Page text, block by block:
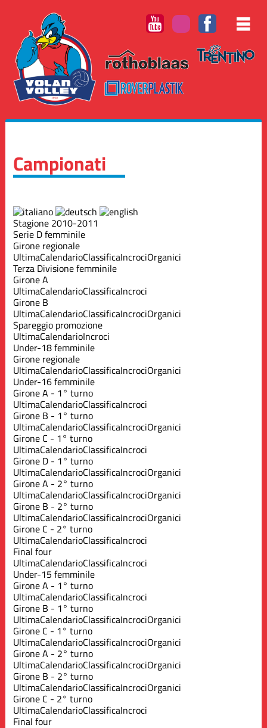
Campionati
Stagione 2010-2011
Serie D femminile
Girone regionale
UltimaCalendarioClassificaIncrociOrganici
Terza Divisione femminile
Girone A
UltimaCalendarioClassificaIncroci
Girone B
UltimaCalendarioClassificaIncrociOrganici
Spareggio promozione
UltimaCalendarioIncroci
Under-18 femminile
Girone regionale
UltimaCalendarioClassificaIncrociOrganici
Under-16 femminile
Girone A - 1° turno
UltimaCalendarioClassificaIncroci
Girone B - 1° turno
UltimaCalendarioClassificaIncrociOrganici
Girone C - 1° turno
UltimaCalendarioClassificaIncroci
Girone D - 1° turno
UltimaCalendarioClassificaIncrociOrganici
Girone A - 2° turno
UltimaCalendarioClassificaIncrociOrganici
Girone B - 2° turno
UltimaCalendarioClassificaIncrociOrganici
Girone C - 2° turno
UltimaCalendarioClassificaIncroci
Final four
UltimaCalendarioClassificaIncroci
Under-15 femminile
Girone A - 1° turno
UltimaCalendarioClassificaIncroci
Girone B - 1° turno
UltimaCalendarioClassificaIncrociOrganici
Girone C - 1° turno
UltimaCalendarioClassificaIncrociOrganici
Girone A - 2° turno
UltimaCalendarioClassificaIncrociOrganici
Girone B - 2° turno
UltimaCalendarioClassificaIncrociOrganici
Girone C - 2° turno
UltimaCalendarioClassificaIncroci
Final four